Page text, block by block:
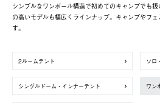
シンプルなワンポール構造で初めてのキャンプでも
の高いモデルも幅広くラインナップ。キャンプやフ
す。
2ルームテント ソロ
シングルドーム・インナーテント ワン